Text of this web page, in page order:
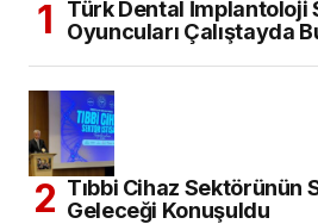
Türk Dental İmplantoloji
Oyuncuları Çalıştayda
Tıbbi Cihaz Sektörünün
Geleceği Konuşuldu